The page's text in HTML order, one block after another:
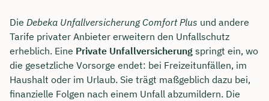
Die Debeka Unfallversicherung Comfort Plus und andere
Tarife privater Anbieter erweitern den Unfallschutz
erheblich. Eine Private Unfallversicherung springt ein, wo
die gesetzliche Vorsorge endet: bei Freizeitunfällen, im
Haushalt oder im Urlaub. Sie trägt maßgeblich dazu bei,
finanzielle Folgen nach einem Unfall abzumildern. Die